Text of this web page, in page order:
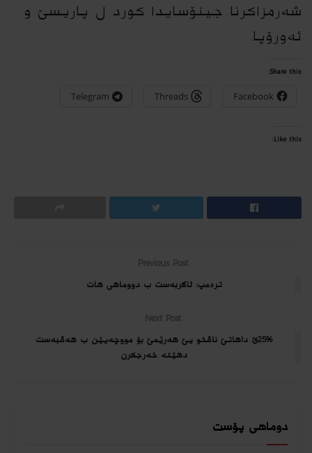
شەرمزاکرنا جینۆسایدا کورد ل پاریسێ و
ئەورۆپا.
Share this:
Facebook
Threads
Telegram
Like this:
Previous Post
ترەمپ: ئاگربەست ب دووماهی هات
Next Post
25%ێ داهاتێ ناڤخو یێ هەرێمێ بۆ مووچەیێن ب هەڤبەست
دهێتە خەرجكرن
دوماهی پۆست